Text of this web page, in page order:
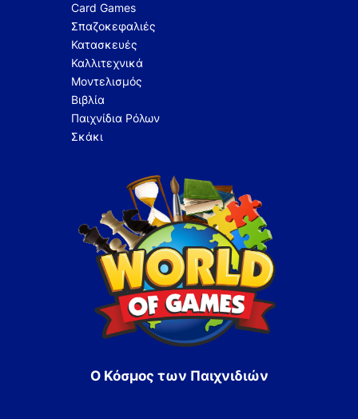
Card Games
Σπαζοκεφαλιές
Κατασκευές
Καλλιτεχνικά
Μοντελισμός
Βιβλία
Παιχνίδια Ρόλων
Σκάκι
Ο Κόσμος των Παιχνιδιών